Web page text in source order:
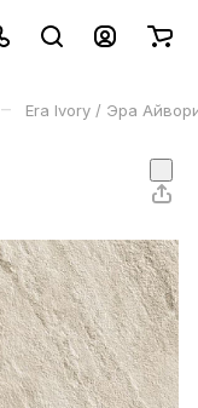
– Era Ivory / Эра